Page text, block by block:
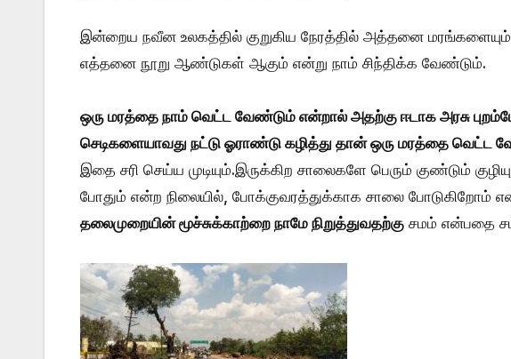
இன்றைய நவீன உலகத்தில் குறுகிய நேரத்தில் அத்தனை மரங்களையும்
எத்தனை நூறு ஆண்டுகள் ஆகும் என்று நாம் சிந்திக்க வேண்டும்.
ஒரு மரத்தை நாம் வெட்ட வேண்டும் என்றால் அதற்கு ஈடாக அரசு
செடிகளையாவது நட்டு ஓராண்டு கழித்து தான் ஒரு மரத்தை வெட்ட
இதை சரி செய்ய முடியும்.இருக்கிற சாலைகளே பெரும் குண்டும்
போதும் என்ற நிலையில், போக்குவரத்துக்காக சாலை போடுகிறோம்
தலைமுறையின் மூச்சுக்காற்றை நாமே நிறுத்துவதற்கு சமம் என்பதை